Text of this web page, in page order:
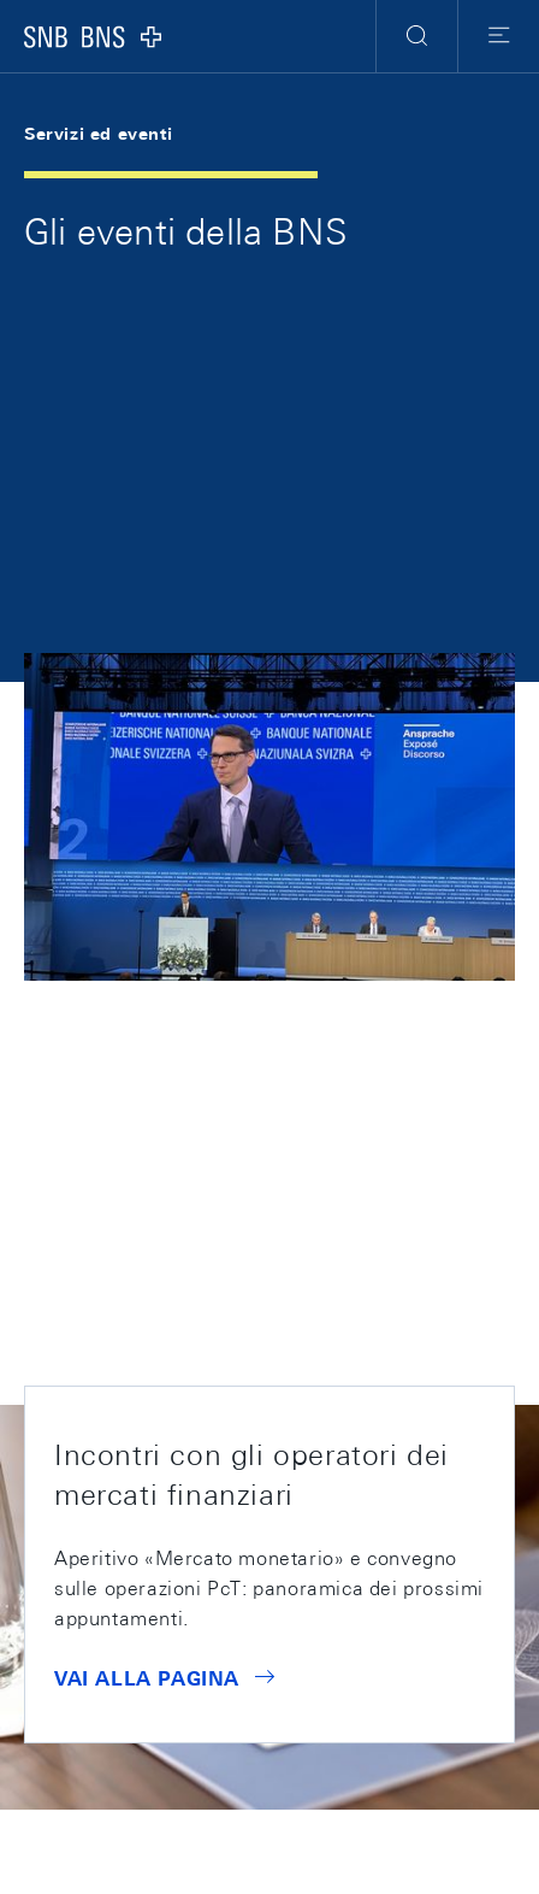
Logo
Ricerca
Menu
Servizi ed eventi
Gli eventi della BNS
Conferenze stampa, seminari di ricerca,
Aperitivi «Mercato monetario»: qui
trovate una panoramica dei tanti eventi
tenuti dalla BNS o organizzati in
collaborazione con prestigiosi partner.
Incontri con gli operatori dei
mercati finanziari
Aperitivo «Mercato monetario» e convegno
sulle operazioni PcT: panoramica dei prossimi
appuntamenti.
VAI ALLA PAGINA